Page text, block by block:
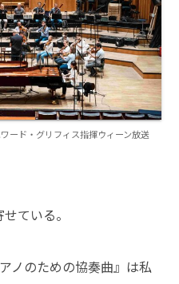
ード・グリフィス指揮ウィーン放送
ている。
ノのための協奏曲』は私